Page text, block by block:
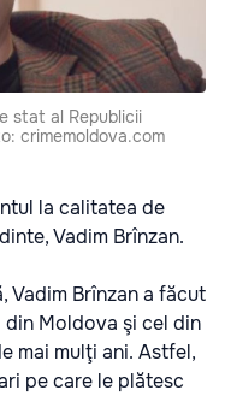
stat al Republicii
crimemoldova.com
la calitatea de
Vadim Brînzan.
Vadim Brînzan a făcut
Moldova şi cel din
mai mulţi ani. Astfel,
pe care le plătesc